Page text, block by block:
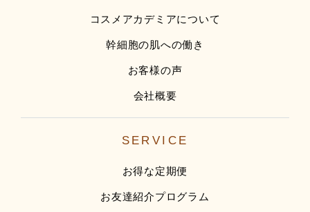
コスメアカデミアについて
幹細胞の肌への働き
お客様の声
会社概要
SERVICE
お得な定期便
お友達紹介プログラム